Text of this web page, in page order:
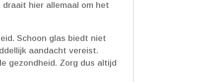
hier allemaal om het
Schoon glas biedt niet
aandacht vereist.​
gezondheid.​ Zorg dus altijd